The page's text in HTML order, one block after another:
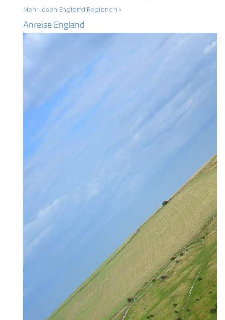
Mehr lesen: England Regionen »
Anreise England